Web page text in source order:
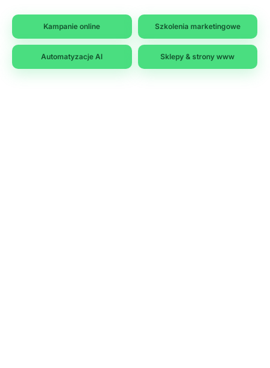
Kampanie online Szkolenia marketingowe
Automatyzacje AI Sklepy & strony www